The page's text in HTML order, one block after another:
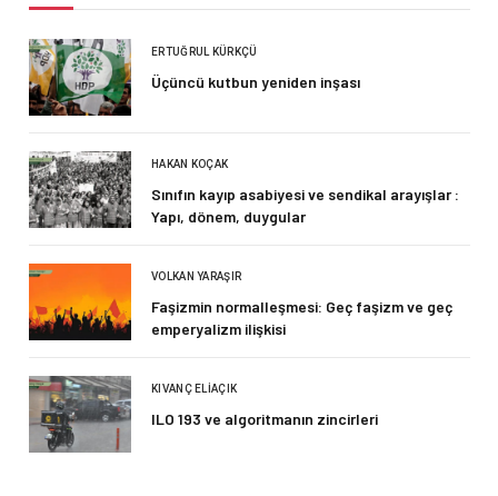
ERTUĞRUL KÜRKÇÜ
Üçüncü kutbun yeniden inşası
HAKAN KOÇAK
Sınıfın kayıp asabiyesi ve sendikal arayışlar :
Yapı, dönem, duygular
VOLKAN YARAŞIR
Faşizmin normalleşmesi: Geç faşizm ve geç
emperyalizm ilişkisi
KIVANÇ ELIAÇIK
ILO 193 ve algoritmanın zincirleri